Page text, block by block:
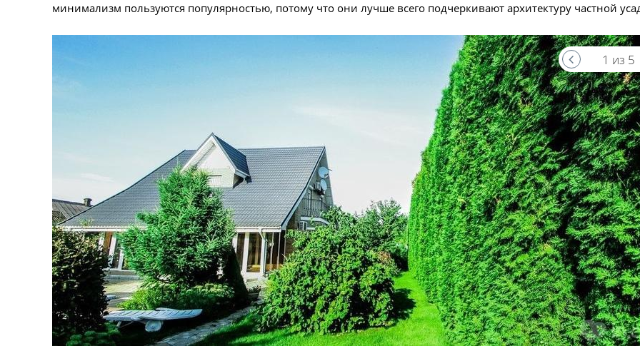
минимализм пользуются популярностью, потому что они лучше всего подчеркивают архитектуру частной
1 из 5